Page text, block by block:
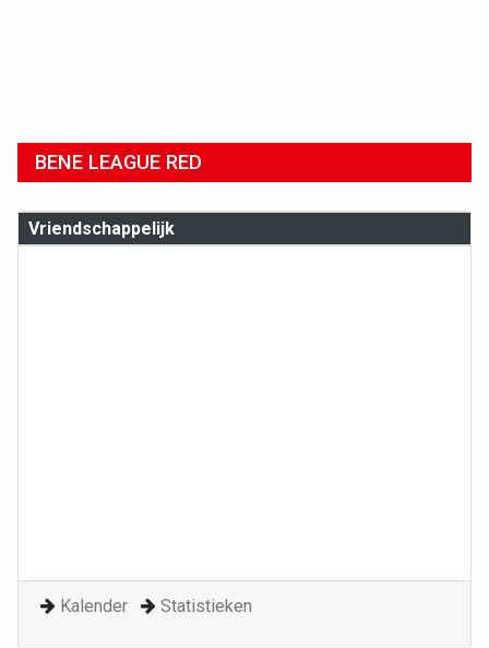
BENE LEAGUE RED
Vriendschappelijk
Kalender Statistieken